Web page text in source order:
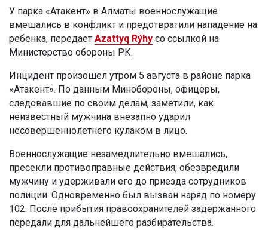
У парка «Атакент» в Алматы военнослужащие
вмешались в конфликт и предотвратили нападение на
ребенка, передает Azattyq Rýhy со ссылкой на
Министерство обороны РК.
Инцидент произошел утром 5 августа в районе парка
«Атакент». По данным Минобороны, офицеры,
следовавшие по своим делам, заметили, как
неизвестный мужчина внезапно ударил
несовершеннолетнего кулаком в лицо.
Военнослужащие незамедлительно вмешались,
пресекли противоправные действия, обезвредили
мужчину и удерживали его до приезда сотрудников
полиции. Одновременно был вызван наряд по номеру
102. После прибытия правоохранителей задержанного
передали для дальнейшего разбирательства.